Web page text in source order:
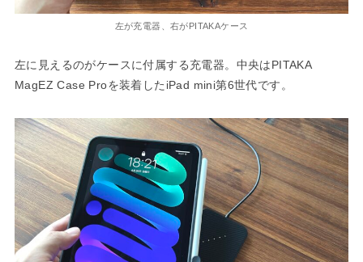
左が充電器、右がPITAKAケース
左に見えるのがケースに付属する充電器。中央はPITAKA
MagEZ Case Proを装着したiPad mini第6世代です。